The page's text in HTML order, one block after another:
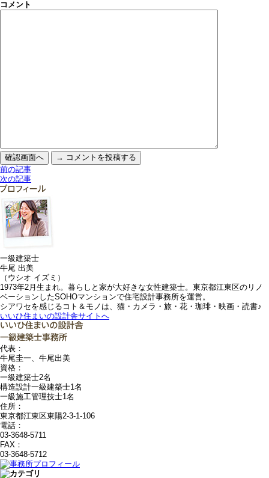
コメント
前の記事
次の記事
一級建築士
牛尾 出美
（ウシオ イズミ）
1973年2月生まれ。暮らしと家が大好きな女性建築士。東京都江東区のリノ
ベーションしたSOHOマンションで住宅設計事務所を運営。
シアワセを感じるコト＆モノは、猫・カメラ・旅・花・珈琲・映画・読書♪
いいひ住まいの設計舎サイトへ
代表：
牛尾圭一、牛尾出美
資格：
一級建築士2名
構造設計一級建築士1名
一級施工管理技士1名
住所：
東京都江東区東陽2-3-1-106
電話：
03-3648-5711
FAX：
03-3648-5712